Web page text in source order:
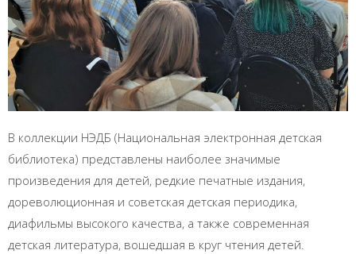
В коллекции НЭДБ (Национальная электронная детская
библиотека) представлены наиболее значимые
произведения для детей, редкие печатные издания,
дореволюционная и советская детская периодика,
диафильмы высокого качества, а также современная
детская литература, вошедшая в круг чтения детей.